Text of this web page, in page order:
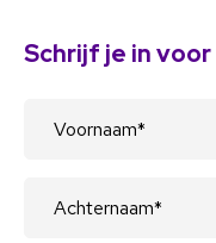
Schrijf je in voor